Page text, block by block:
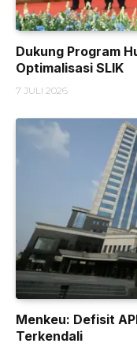
Dukung Program
Optimalisasi SLIK
7 JULI 2026
Menkeu: Defisit
Terkendali